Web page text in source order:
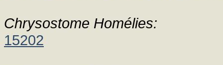
Chrysostome Homélies:
15202